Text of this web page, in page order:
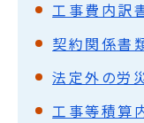
工事費内訳
法定外の労
工事等積算